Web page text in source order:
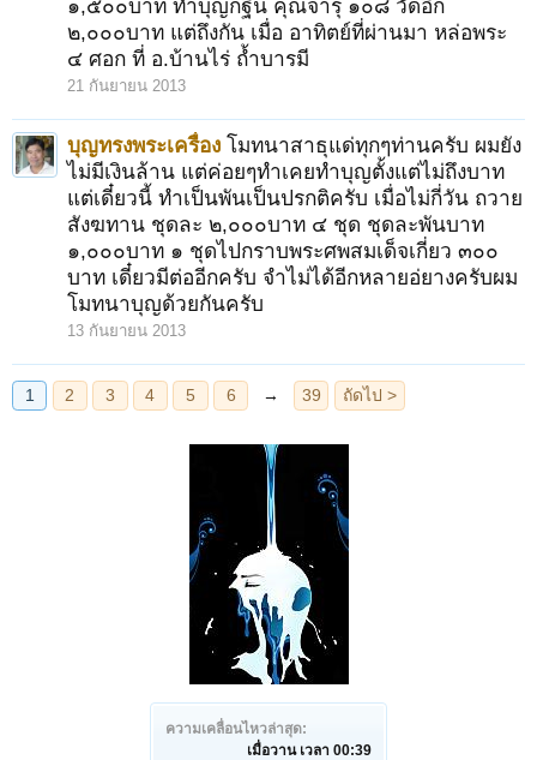
ความเคลื่อนไหวล่าสุด:
เมื่อวาน เวลา 00:39
๑,๕๐๐บาท ทำบุญกฐิน คุณจารุ ๑๐๘ วัดอีก
๒,๐๐๐บาท แต่ถึงกัน เมื่อ อาทิตย์ที่ผ่านมา หล่อพระ
๔ ศอก ที่ อ.บ้านไร่ ถ้ำบารมี
21 กันยายน 2013
บุญทรงพระเครื่อง โมทนาสาธุแด่ทุกๆท่านครับ ผมยัง
ไม่มีเงินล้าน แต่ค่อยๆทำเคยทำบุญตั้งแต่ไม่ถึงบาท
แต่เดี๋ยวนี้ ทำเป็นพันเป็นปรกติครับ เมื่อไม่กี่วัน ถวาย
สังฆทาน ชุดละ ๒,๐๐๐บาท ๔ ชุด ชุดละพันบาท
๑,๐๐๐บาท ๑ ชุดไปกราบพระศพสมเด็จเกี่ยว ๓๐๐
บาท เดี๋ยวมีต่ออีกครับ จำไม่ได้อีกหลายอ่ยางครับผม
โมทนาบุญด้วยกันครับ
13 กันยายน 2013